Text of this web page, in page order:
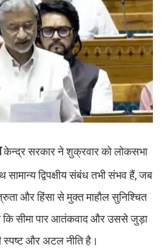
केन्द्र सरकार ने शुक्रवार को लोकसभा
द्विपक्षीय संबंध तभी संभव हैं, जब
और हिंसा से मुक्त माहौल सुनिश्चित
कि सीमा पार आतंकवाद और उससे जुड़ा
स्पष्ट और अटल नीति है।